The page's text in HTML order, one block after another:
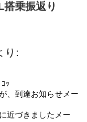
搭乗振返り
り:
ｯ
、到達お知らせメー
近づきましたメー